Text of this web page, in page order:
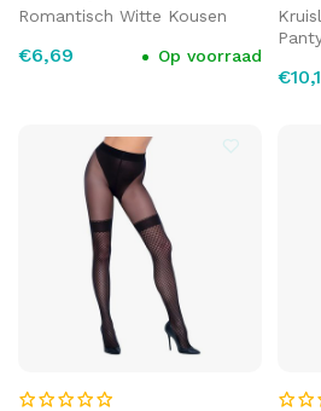
Romantisch Witte Kousen
€6,69 Op voorraad